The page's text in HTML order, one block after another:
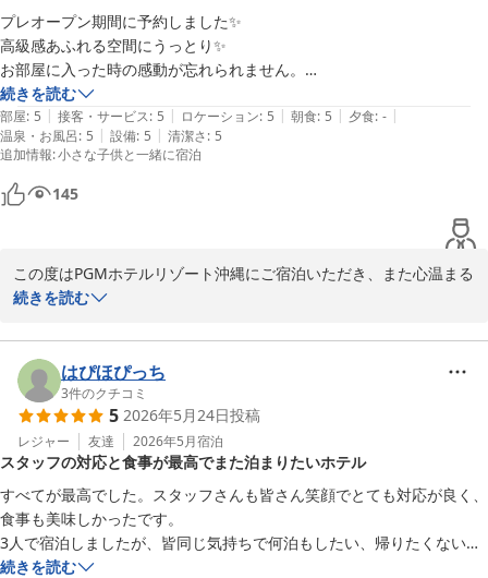
お食事につきましても、出来立てのローストビーフやマリネ、カル
パッチョなどをお楽しみいただけたようで何よりでございます。
今回はご一泊でのご滞在とのことでしたが、館内にはハワイアンレ
ストランや「銀座寿司かねさか」をはじめ、多彩なレストランをご
用意しております。次回お越しの際には、ぜひ当ホテルならではの
さまざまな美食体験もお楽しみいただけますと幸いです。
「リピートしたいホテル」とのお言葉を励みに、今後もよりご満足
いただけるサービスを目指してまいります。またおふたりをお迎え
ＰＧＭホテルリゾート沖縄（２０２６年４月２５日 先行営業開
始）
2026-06-19
プレオープン期間に予約しました✨
高級感あふれる空間にうっとり✨
お部屋に入った時の感動が忘れられません。
館内は良い香りがして癒されました✨
そして館内はどこを見ても綺麗で、スタッフの皆さんの丁寧な対応や優
しさも印象的でした。ごはんもめちゃくちゃ美味しかったです。プール
もサウナも大変満足です。
終始快適でした✨滞在中ずっと気持ちよく過ごせて、また絶対に泊まり
たいと思えるホテルでした🥰
続きを読む
部屋: 5 | 接客・サービス: 5 | ロケーション: 5 | 朝食: 5 | 夕食: - |
温泉・お風呂: 5 | 設備: 5 | 清潔さ: 5
追加情報:小さな子供と一緒に宿泊
145
この度はPGMホテルリゾート沖縄にご宿泊いただき、また心温まる
ご感想をお寄せいただきまして誠にありがとうございます。
プレオープン期間のためホテルスタッフも至らない点が多々あった
かと思いますが当ホテルをお選びいただき、ご滞在をお楽しみいた
だけたことを大変嬉しく思います。
「お部屋に入った時の感動が忘れられません」とのお言葉をはじ
め、高級感あふれる空間や館内の香り、清潔感についてお褒めいた
だき、光栄に存じます。お客様に非日常のひとときをお過ごしいた
だけるよう、空間づくりにもこだわっておりますので、そのように
感じていただけたことは私どもにとって何よりの喜びでございま
す。
続きを読む
はぴほぴっち
3件のクチコミ
5 2026年5月24日投稿
レジャー 友達 2026年5月宿泊
スタッフの対応と食事が最高でまた泊まりたいホテル
すべてが最高でした。スタッフさんも皆さん笑顔でとても対応が良く、
食事も美味しかったです。
3人で宿泊しましたが、皆同じ気持ちで何泊もしたい、帰りたくないと
いう気持ちまでなりました。
続きを読む